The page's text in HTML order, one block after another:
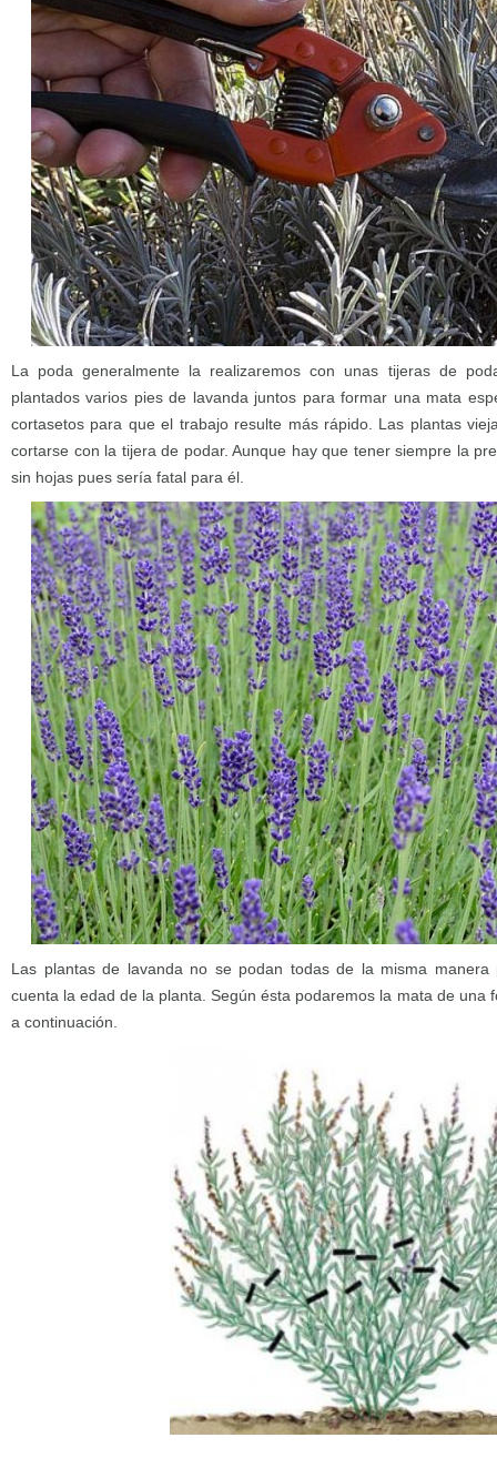
La poda generalmente la realizaremos con unas tijeras de
plantados varios pies de lavanda juntos para formar una mata
cortasetos para que el trabajo resulte más rápido. Las plantas
cortarse con la tijera de podar. Aunque hay que tener siempre la
sin hojas pues sería fatal para él.
Las plantas de lavanda no se podan todas de la misma
cuenta la edad de la planta. Según ésta podaremos la mata de una
a continuación.